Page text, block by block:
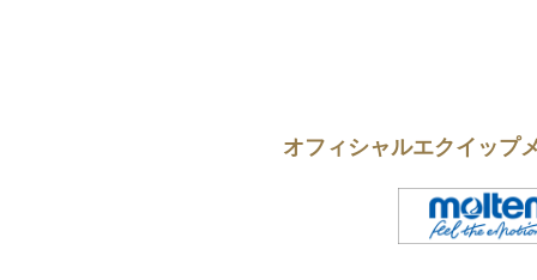
オフィシャルエクイップ